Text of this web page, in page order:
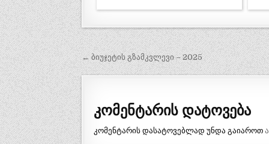
პოსტის
ნავიგაცია
← ბიუჯეტის გზამკვლევი – 2025
კომენტარის დატოვება
კომენტარის დასატოვებლად უნდა გაიაროთ